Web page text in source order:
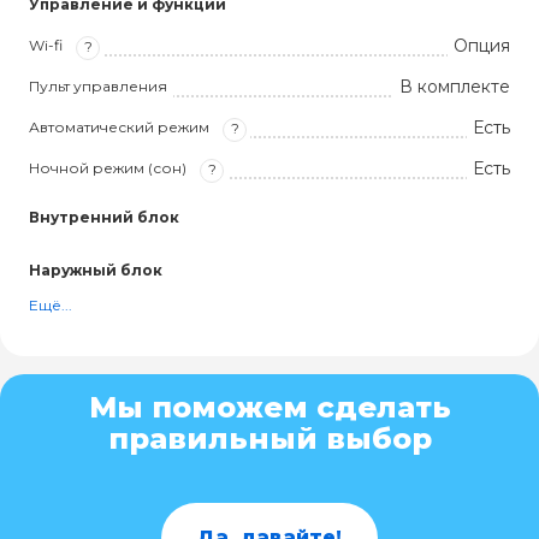
Управление и функции
Wi-fi ? Опция
Пульт управления В комплекте
Автоматический режим ? Есть
Ночной режим (сон) ? Есть
Внутренний блок
Наружный блок
Ещё...
Мы поможем сделать
правильный выбор